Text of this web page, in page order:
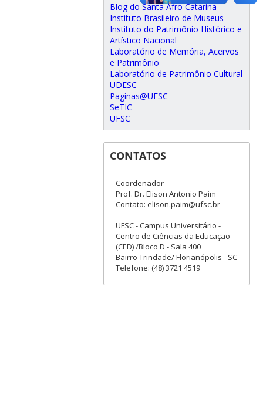
Blog do Santa Afro Catarina
Instituto Brasileiro de Museus
Instituto do Patrimônio Histórico e
Artístico Nacional
Laboratório de Memória, Acervos
e Patrimônio
Laboratório de Patrimônio Cultural
UDESC
Paginas@UFSC
SeTIC
UFSC
CONTATOS
Coordenador
Prof. Dr. Elison Antonio Paim
Contato: elison.paim@ufsc.br
UFSC - Campus Universitário -
Centro de Ciências da Educação
(CED) /Bloco D - Sala 400
Bairro Trindade/ Florianópolis - SC
Telefone: (48) 3721 4519